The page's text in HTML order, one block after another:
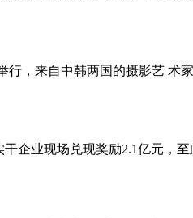
，来自中韩两国的摄影艺 术
企业现场兑现奖励2.1亿元，